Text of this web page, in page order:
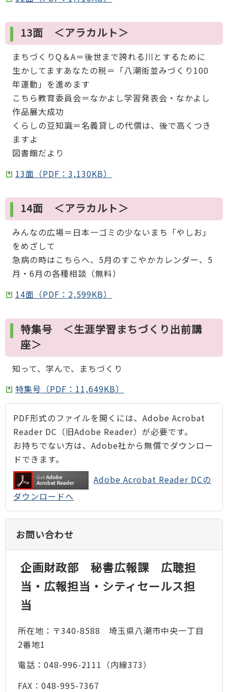
13面 ＜アラカルト＞
まちづくりQ＆A＝後世まで誇れる川とするために
生かしてますあなたの税＝「八潮街並みづくり100
年運動」を進めます
こちら教育委員会＝なかよし学習発表会・なかよし
作品展大成功
くらしの豆知識＝名義貸しの代償は、後で高くつき
ますよ
図書館だより
13面（PDF：3,130KB）
14面 ＜アラカルト＞
みんなの広場＝日本一ゴミの少ないまち「やしお」
をめざして
急病の時はこちらへ、5月のすこやかカレンダー、5
月・6月の各種相談（無料）
14面（PDF：2,599KB）
特集号 ＜生涯学習まちづくり出前講
座＞
知って、学んで、まちづくり
特集号（PDF：11,649KB）
PDF形式のファイルを開くには、Adobe Acrobat
Reader DC（旧Adobe Reader）が必要です。
お持ちでない方は、Adobe社から無償でダウンロー
ドできます。
Adobe Acrobat Reader DCの
ダウンロードへ
お問い合わせ
企画財政部 秘書広報課 広聴担
当・広報担当・シティセールス担
当
所在地：〒340-8588 埼玉県八潮市中央一丁目
2番地1
電話：048-996-2111（内線373）
FAX：048-995-7367